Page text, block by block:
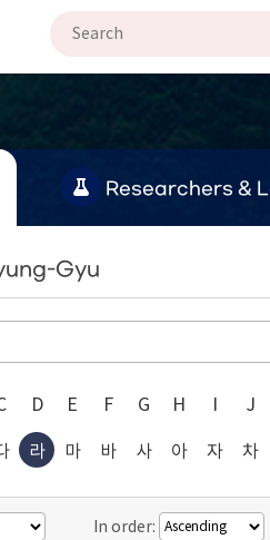
Researchers &
Gyu
D E F G H I J
라 마 바 사 아 자 차
In order: